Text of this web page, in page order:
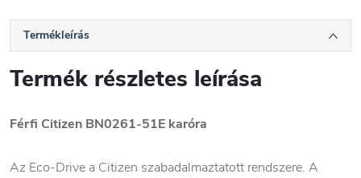
Termékleírás
Termék részletes leírása
Férfi Citizen BN0261-51E karóra
Az Eco-Drive a Citizen szabadalmaztatott rendszere. A